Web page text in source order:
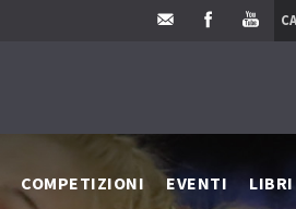
COMPETIZIONI EVENTI LIBRI